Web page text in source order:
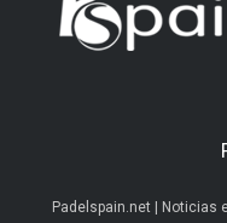
Padelspain.net | Noticias